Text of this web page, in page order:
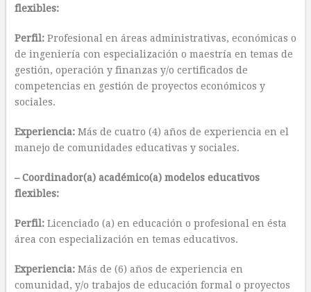
flexibles:
Perfil: Profesional en áreas administrativas, económicas o
de ingeniería con especialización o maestría en temas de
gestión, operación y finanzas y/o certificados de
competencias en gestión de proyectos económicos y
sociales.
Experiencia:Más de cuatro (4) años de experiencia en el
manejo de comunidades educativas y sociales.
– Coordinador(a) académico(a) modelos educativos
flexibles:
Perfil: Licenciado (a) en educación o profesional en ésta
área con especialización en temas educativos.
Experiencia:Más de (6) años de experiencia en
comunidad, y/o trabajos de educación formal o proyectos